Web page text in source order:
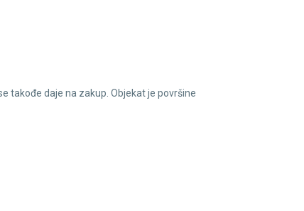
takođe daje na zakup. Objekat je površine